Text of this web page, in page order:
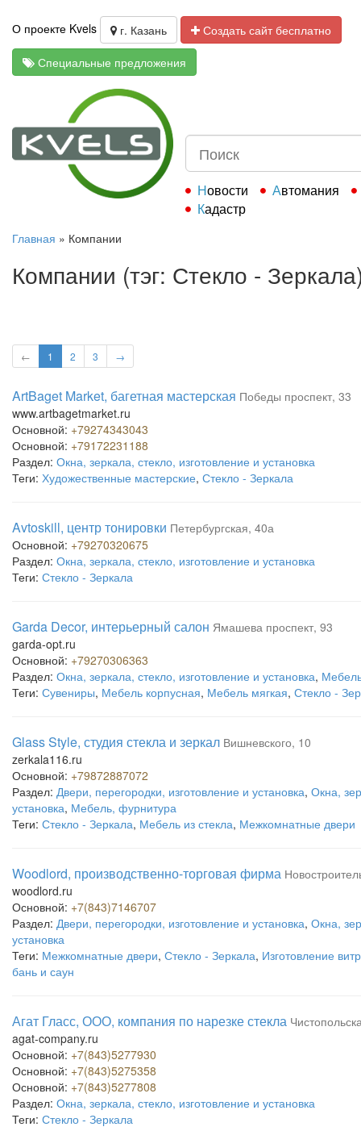
О проекте Kvels г. Казань
Создать сайт бесплатно
Специальные предложения
Новости
Автомания
Кадастр
Главная » Компании
Компании (тэг: Стекло -
← 1 2 3 →
ArtBaget Market, багетная мастерская Победы проспект, 33
www.artbagetmarket.ru
Основной: +79274343043
Основной: +79172231188
Раздел: Окна, зеркала, стекло, изготовление и установка
Теги: Художественные мастерские, Стекло - Зеркала
Avtoskill, центр тонировки Петербургская, 40а
Основной: +79270320675
Раздел: Окна, зеркала, стекло, изготовление и установка
Теги: Стекло - Зеркала
Garda Decor, интерьерный салон Ямашева проспект, 93
garda-opt.ru
Основной: +79270306363
Раздел: Окна, зеркала, стекло, изготовление и установка,
Теги: Сувениры, Мебель корпусная, Мебель мягкая, Стекло -
Glass Style, студия стекла и зеркал Вишневского, 10
zerkala116.ru
Основной: +79872887072
Раздел: Двери, перегородки, изготовление и установка, Окна,
установка, Мебель, фурнитура
Теги: Стекло - Зеркала, Мебель из стекла, Межкомнатные двери
Woodlord, производственно-торговая фирма
woodlord.ru
Основной: +7(843)7146707
Раздел: Двери, перегородки, изготовление и установка, Окна,
установка
Теги: Межкомнатные двери, Стекло - Зеркала, Изготовление
бань и саун
Агат Гласс, ООО, компания по нарезке стекла
agat-company.ru
Основной: +7(843)5277930
Основной: +7(843)5275358
Основной: +7(843)5277808
Раздел: Окна, зеркала, стекло, изготовление и установка
Теги: Стекло - Зеркала